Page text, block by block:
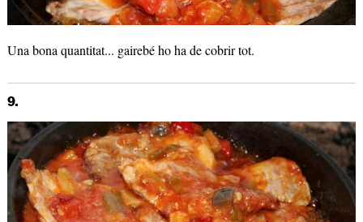
Una bona quantitat... gairebé ho ha de cobrir tot.
9.